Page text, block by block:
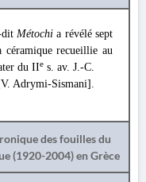
ditMétochia révélé sept
céramique recueillie au
du IIe s. av. J.-C.
Adrymi-Sismani].
des fouilles du
(1920-2004) en Grèce